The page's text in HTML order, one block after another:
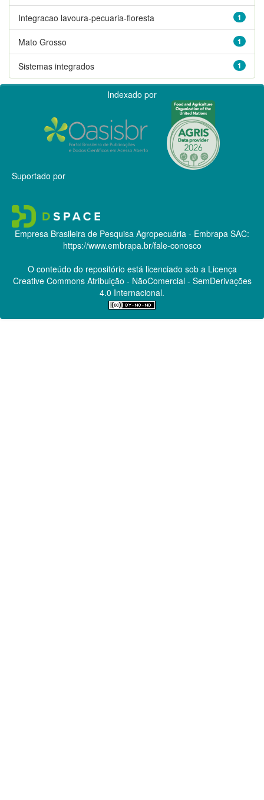
1
Integracao lavoura-pecuaria-floresta
1
Mato Grosso
1
Sistemas integrados
Indexado por
Suportado por
Empresa Brasileira de Pesquisa Agropecuária - Embrapa SAC:
https://www.embrapa.br/fale-conosco
O conteúdo do repositório está licenciado sob a Licença
Creative CommonsAtribuição - NãoComercial - SemDerivações
4.0 Internacional.